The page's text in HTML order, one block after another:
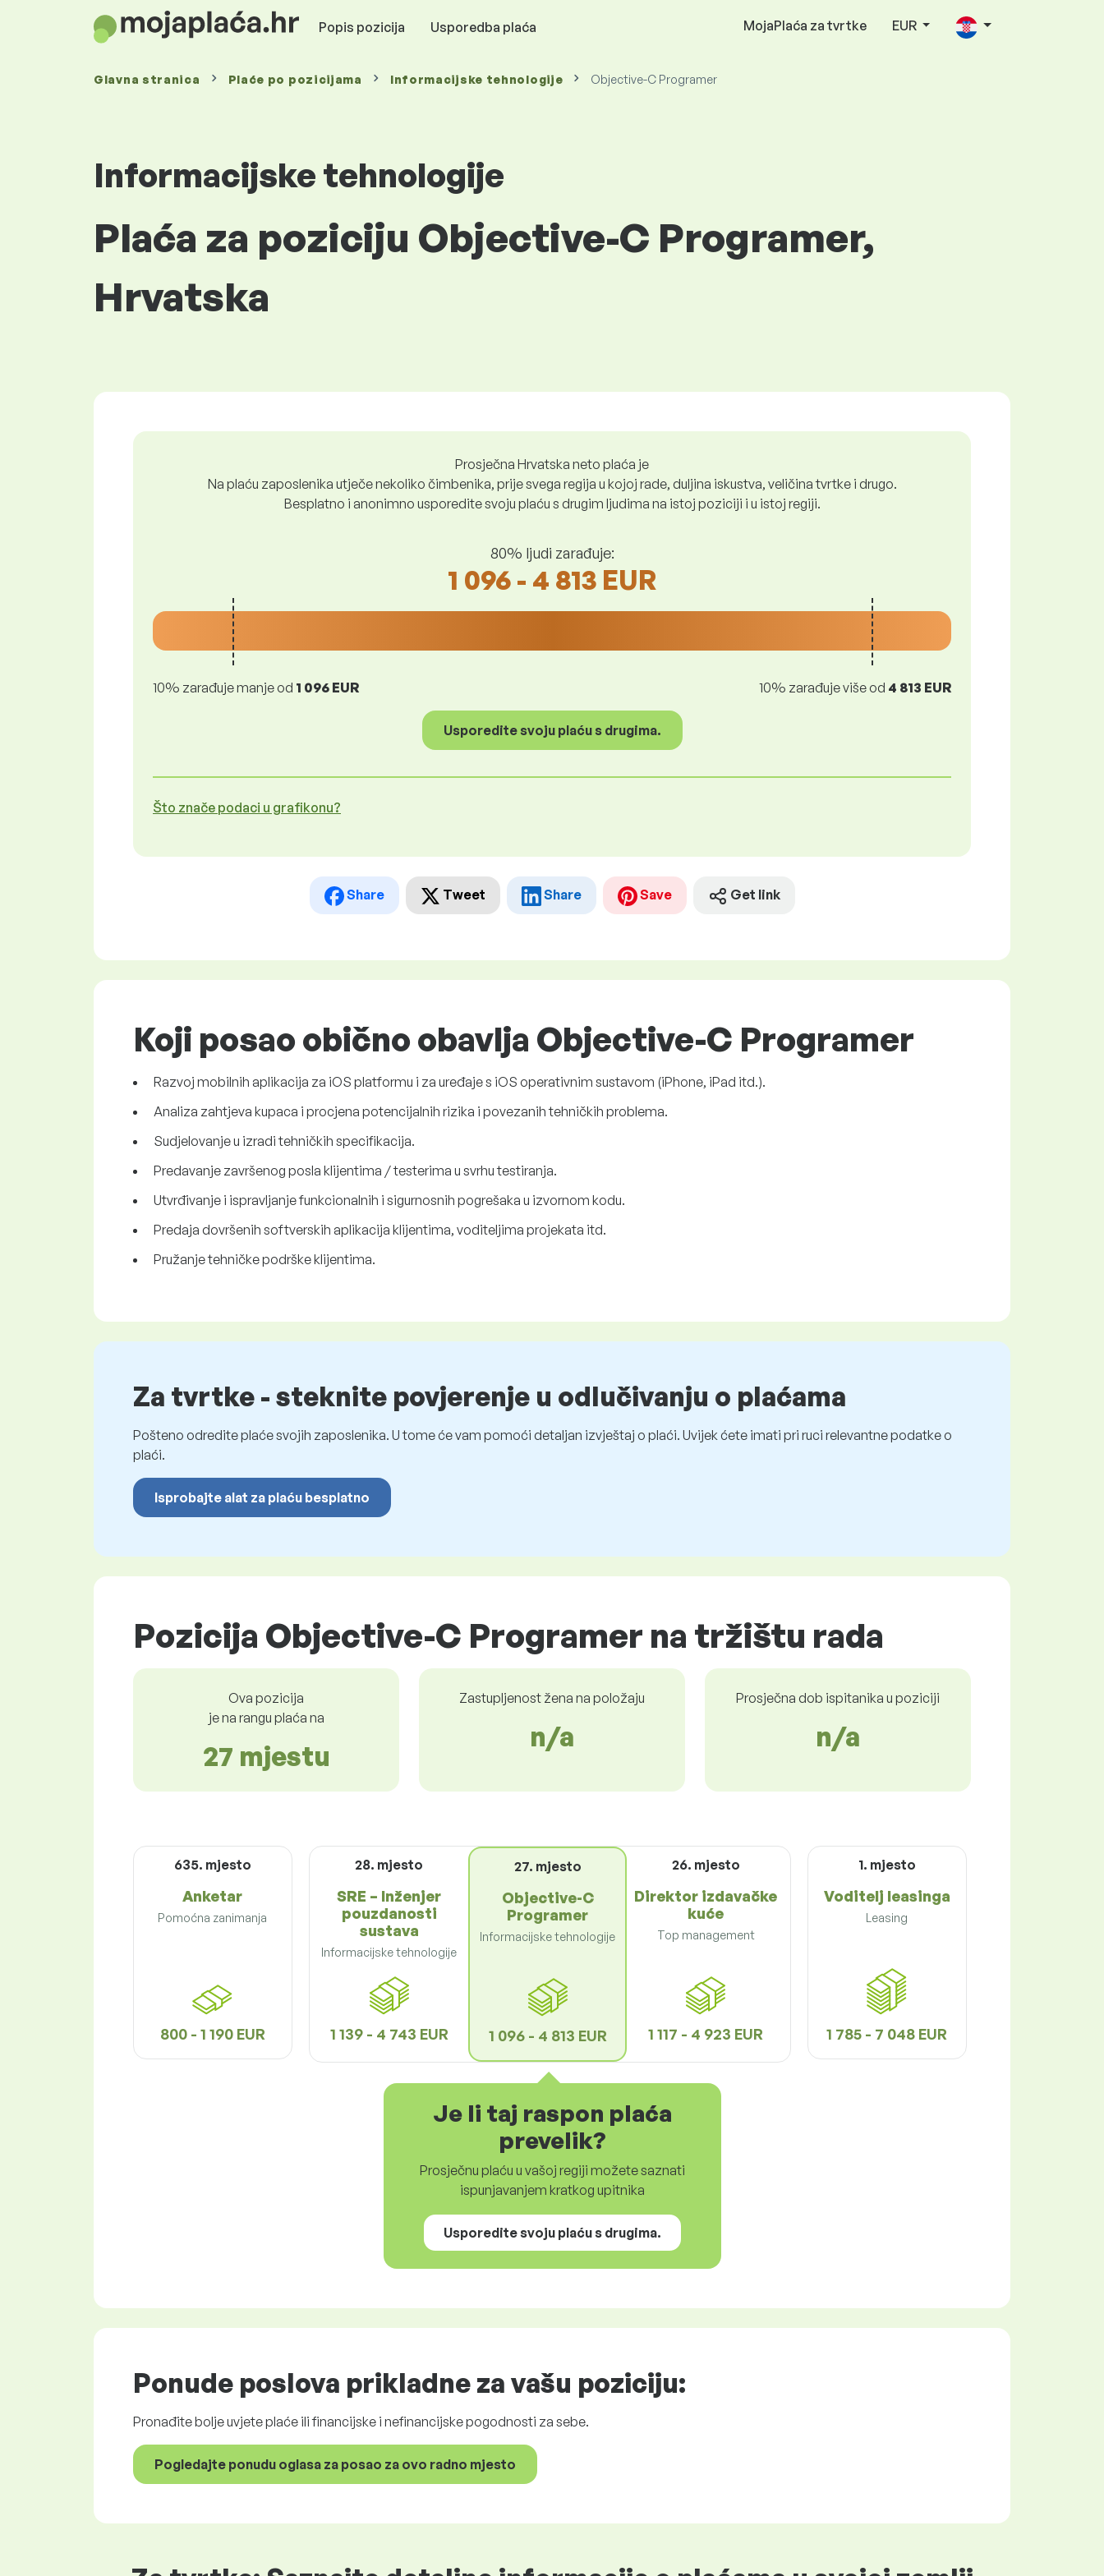
Popis pozicija Usporedba plaća MojaPlaća za tvrtke EUR
Glavna stranica Plaće po pozicijama Informacijske tehnologije Objective-C Programer
Informacijske tehnologije
Plaća za poziciju Objective-C Programer,
Hrvatska
Prosječna Hrvatska neto plaća je
Na plaću zaposlenika utječe nekoliko čimbenika, prije svega regija u kojoj rade, duljina iskustva, veličina tvrtke i drugo.
Besplatno i anonimno usporedite svoju plaću s drugim ljudima na istoj poziciji i u istoj regiji.
80% ljudi zarađuje:
1 096 - 4 813 EUR
10% zarađuje manje od 1 096 EUR 10% zarađuje više od 4 813 EUR
Usporedite svoju plaću s drugima.
Što znače podaci u grafikonu?
Share Tweet Share Save Get link
Koji posao obično obavlja Objective-C Programer
Razvoj mobilnih aplikacija za iOS platformu i za uređaje s iOS operativnim sustavom (iPhone, iPad itd.).
Analiza zahtjeva kupaca i procjena potencijalnih rizika i povezanih tehničkih problema.
Sudjelovanje u izradi tehničkih specifikacija.
Predavanje završenog posla klijentima / testerima u svrhu testiranja.
Utvrđivanje i ispravljanje funkcionalnih i sigurnosnih pogrešaka u izvornom kodu.
Predaja dovršenih softverskih aplikacija klijentima, voditeljima projekata itd.
Pružanje tehničke podrške klijentima.
Za tvrtke - steknite povjerenje u odlučivanju o plaćama
Pošteno odredite plaće svojih zaposlenika. U tome će vam pomoći detaljan izvještaj o plaći. Uvijek ćete imati pri ruci relevantne podatke o
plaći.
Isprobajte alat za plaću besplatno
Pozicija Objective-C Programer na tržištu rada
Ova pozicija
je na rangu plaća na
27 mjestu
Zastupljenost žena na položaju
n/a
Prosječna dob ispitanika u poziciji
n/a
635. mjesto
Anketar
Pomoćna zanimanja
800 - 1 190 EUR
28. mjesto
SRE – Inženjer
pouzdanosti
sustava
Informacijske tehnologije
1 139 - 4 743 EUR
27. mjesto
Objective-C
Programer
Informacijske tehnologije
1 096 - 4 813 EUR
26. mjesto
Direktor izdavačke
kuće
Top management
1 117 - 4 923 EUR
1. mjesto
Voditelj leasinga
Leasing
1 785 - 7 048 EUR
Je li taj raspon plaća
prevelik?
Prosječnu plaću u vašoj regiji možete saznati
ispunjavanjem kratkog upitnika
Usporedite svoju plaću s drugima.
Ponude poslova prikladne za vašu poziciju:
Pronađite bolje uvjete plaće ili financijske i nefinancijske pogodnosti za sebe.
Pogledajte ponudu oglasa za posao za ovo radno mjesto